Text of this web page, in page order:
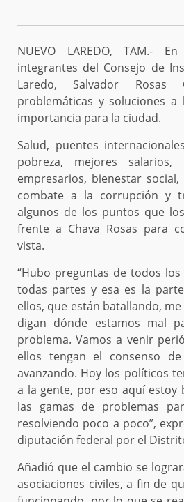
NUEVO LAREDO, TAM.-
integrantes del Consejo de
Laredo, Salvador Rosas
problemáticas y soluciones
importancia para la ciudad.
Salud, puentes
pobreza, mejores
empresarios, bienestar
combate a la corrupción y
algunos de los puntos que
frente a Chava Rosas para
vista.
“Hubo preguntas de todos
todas partes y esa es la
ellos, que están batallando,
digan dónde estamos mal
problema. Vamos a venir
ellos tengan el consenso
avanzando. Hoy los políticos
a la gente, por eso aquí estoy
las gamas de problemas
resolviendo poco a poco”,
diputación federal por el
Añadió que el cambio se
asociaciones civiles, a fin de